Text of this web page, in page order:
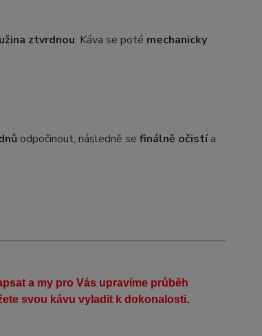
ztvrdnou. Káva se poté mechanicky
odpočinout, následně se finálně očistía
a my pro Vás upravíme průběh
svou kávu vyladit k dokonalosti.